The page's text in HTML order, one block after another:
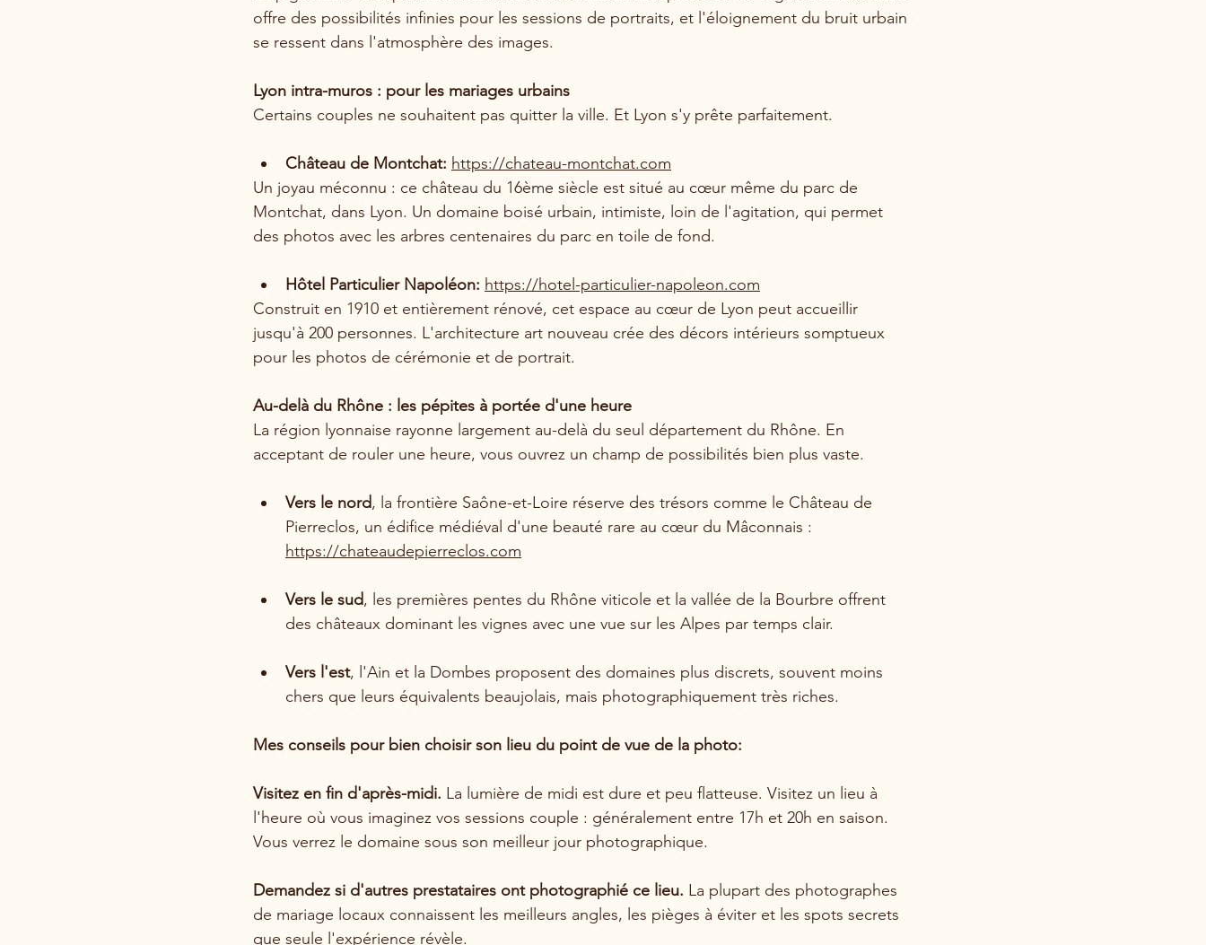
offre des possibilités infinies pour les sessions de portraits, et l'éloignement du bruit urbain
se ressent dans l'atmosphère des images.
Lyon intra-muros : pour les mariages urbains
Certains couples ne souhaitent pas quitter la ville. Et Lyon s'y prête parfaitement.
Château de Montchat: https://chateau-montchat.com
Un joyau méconnu : ce château du 16ème siècle est situé au cœur même du parc de
Montchat, dans Lyon. Un domaine boisé urbain, intimiste, loin de l'agitation, qui permet
des photos avec les arbres centenaires du parc en toile de fond.
Hôtel Particulier Napoléon: https://hotel-particulier-napoleon.com
Construit en 1910 et entièrement rénové, cet espace au cœur de Lyon peut accueillir
jusqu'à 200 personnes. L'architecture art nouveau crée des décors intérieurs somptueux
pour les photos de cérémonie et de portrait.
Au-delà du Rhône : les pépites à portée d'une heure
La région lyonnaise rayonne largement au-delà du seul département du Rhône. En
acceptant de rouler une heure, vous ouvrez un champ de possibilités bien plus vaste.
Vers le nord, la frontière Saône-et-Loire réserve des trésors comme le Château de
Pierreclos, un édifice médiéval d'une beauté rare au cœur du Mâconnais :
https://chateaudepierreclos.com
Vers le sud, les premières pentes du Rhône viticole et la vallée de la Bourbre offrent
des châteaux dominant les vignes avec une vue sur les Alpes par temps clair.
Vers l'est, l'Ain et la Dombes proposent des domaines plus discrets, souvent moins
chers que leurs équivalents beaujolais, mais photographiquement très riches.
Mes conseils pour bien choisir son lieu du point de vue de la photo:
Visitez en fin d'après-midi. La lumière de midi est dure et peu flatteuse. Visitez un lieu à
l'heure où vous imaginez vos sessions couple : généralement entre 17h et 20h en saison.
Vous verrez le domaine sous son meilleur jour photographique.
Demandez si d'autres prestataires ont photographié ce lieu. La plupart des photographes
de mariage locaux connaissent les meilleurs angles, les pièges à éviter et les spots secrets
que seule l'expérience révèle.